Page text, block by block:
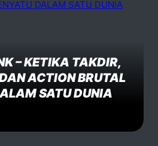
– KETIKA TAKDIR,
ACTION BRUTAL
SATU DUNIA